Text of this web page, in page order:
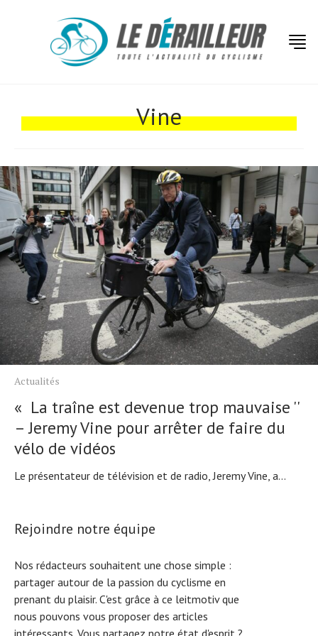
Vine
Actualités
« La traîne est devenue trop mauvaise ''
– Jeremy Vine pour arrêter de faire du
vélo de vidéos
Le présentateur de télévision et de radio, Jeremy Vine, a...
Rejoindre notre équipe
Nos rédacteurs souhaitent une chose simple :
partager autour de la passion du cyclisme en
prenant du plaisir. C'est grâce à ce leitmotiv que
nous pouvons vous proposer des articles
Tests de produits
Tendances
Tous nos articles
À propos